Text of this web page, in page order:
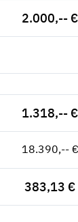
2.000,-- €
1.318,-- €
18.390,-- €
383,13 €